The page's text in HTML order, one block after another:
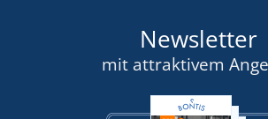
Newsletter
mit attraktivem